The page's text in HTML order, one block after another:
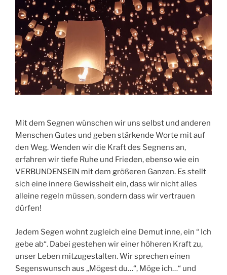
Mit dem Segnen wünschen wir uns selbst und anderen
Menschen Gutes und geben stärkende Worte mit auf
den Weg. Wenden wir die Kraft des Segnens an,
erfahren wir tiefe Ruhe und Frieden, ebenso wie ein
VERBUNDENSEIN mit dem größeren Ganzen. Es stellt
sich eine innere Gewissheit ein, dass wir nicht alles
alleine regeln müssen, sondern dass wir vertrauen
dürfen!
Jedem Segen wohnt zugleich eine Demut inne, ein “ Ich
gebe ab“. Dabei gestehen wir einer höheren Kraft zu,
unser Leben mitzugestalten. Wir sprechen einen
Segenswunsch aus „Mögest du…“, Möge ich…“ und